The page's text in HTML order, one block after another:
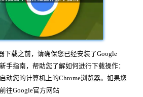
下载之前，请确保您已经安装了Google
手指南，帮助您了解如何进行下载操作：
动您的计算机上的Chrome浏览器。如果您
往Google官方网站